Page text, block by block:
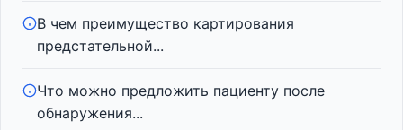
В чем преимущество картирования
предстательной...
Что можно предложить пациенту после
обнаружения...